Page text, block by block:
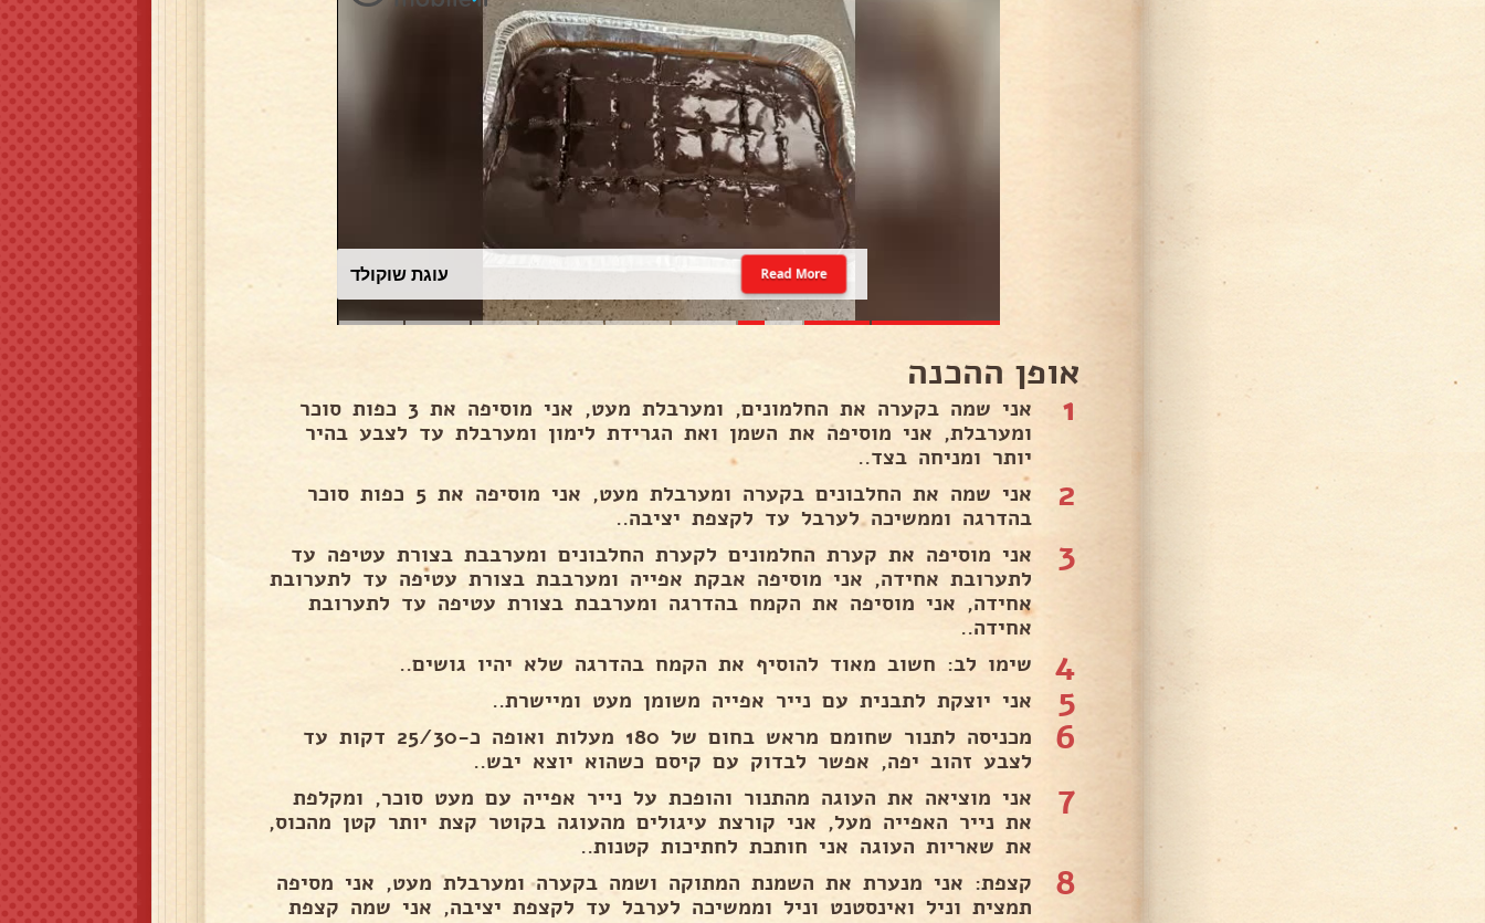
סלט תירס Read More
אופן ההכנה
1
אני שמה בקערה את החלמונים, ומערבלת מעט, אני מוסיפה את 3 כפות סוכר
ומערבלת, אני מוסיפה את השמן ואת הגרידת לימון ומערבלת עד לצבע בהיר
יותר ומניחה בצד..
2
אני שמה את החלבונים בקערה ומערבלת מעט, אני מוסיפה את 5 כפות סוכר
בהדרגה וממשיכה לערבל עד לקצפת יציבה..
3
אני מוסיפה את קערת החלמונים לקערת החלבונים ומערבבת בצורת עטיפה עד
לתערובת אחידה, אני מוסיפה אבקת אפייה ומערבבת בצורת עטיפה עד לתערובת
אחידה, אני מוסיפה את הקמח בהדרגה ומערבבת בצורת עטיפה עד לתערובת
אחידה..
4 שימו לב: חשוב מאוד להוסיף את הקמח בהדרגה שלא יהיו גושים..
5 אני יוצקת לתבנית עם נייר אפייה משומן מעט ומיישרת..
6
מכניסה לתנור שחומם מראש בחום של 180 מעלות ואופה כ-25/30 דקות עד
לצבע זהוב יפה, אפשר לבדוק עם קיסם כשהוא יוצא יבש..
7
אני מוציאה את העוגה מהתנור והופכת על נייר אפייה עם מעט סוכר, ומקלפת
את נייר האפייה מעל, אני קורצת עיגולים מהעוגה בקוטר קצת יותר קטן מהכוס,
את שאריות העוגה אני חותכת לחתיכות קטנות..
8
קצפת: אני מנערת את השמנת המתוקה ושמה בקערה ומערבלת מעט, אני מסיפה
תמצית וניל ואינסטנט וניל וממשיכה לערבל עד לקצפת יציבה, אני שמה קצפת